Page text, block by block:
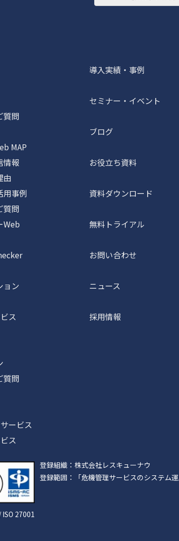
質問
MAP
情報
由
事例
質問
Web
ョン
ス
質問
ービス
ス
導入実績・事例
セミナー・イベント
ブログ
お役立ち資料
資料ダウンロード
無料トライアル
お問い合わせ
ニュース
採用情報
ISO 27001
登録組織：株式会社レスキューナウ
登録範囲：「危機管理サービスのシステム